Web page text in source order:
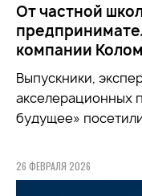
От частной
компании
Выпускники,
акселерационных
будущее»
26 ФЕВРАЛЯ 2026